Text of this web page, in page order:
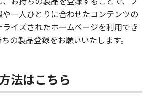
や一人ひとりに合わせたコンテンツの
イズされたホームページを利用でき
の製品登録をお願いいたします。
法はこちら